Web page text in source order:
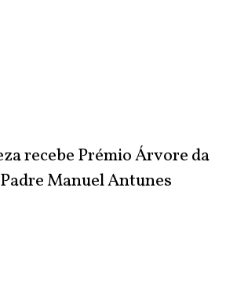
recebe Prémio Árvore da
Manuel Antunes